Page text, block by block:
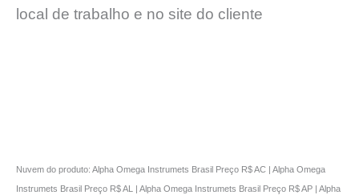
local de trabalho e no site do cliente
Nuvem do produto: Alpha Omega Instrumets Brasil Preço R$ AC | Alpha Omega
Instrumets Brasil Preço R$ AL | Alpha Omega Instrumets Brasil Preço R$ AP | Alpha